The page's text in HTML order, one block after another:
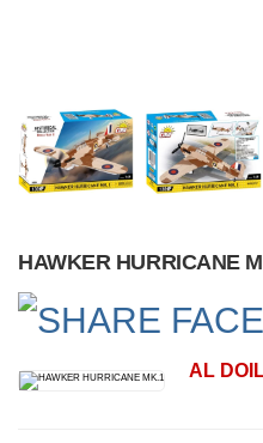
HAWKER HURRICANE
AL